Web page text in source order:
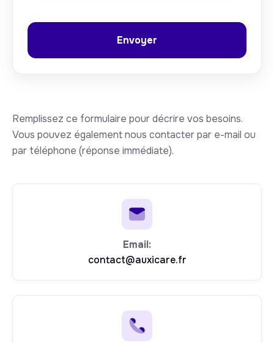
Remplissez ce formulaire pour décrire vos besoins.
Vous pouvez également nous contacter par e-mail ou
par téléphone (réponse immédiate).
Email:
contact@auxicare.fr